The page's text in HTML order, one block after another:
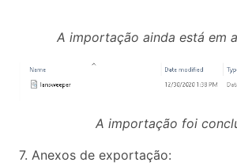
A importação ainda está em
A importação foi
7. Anexos de exportação: